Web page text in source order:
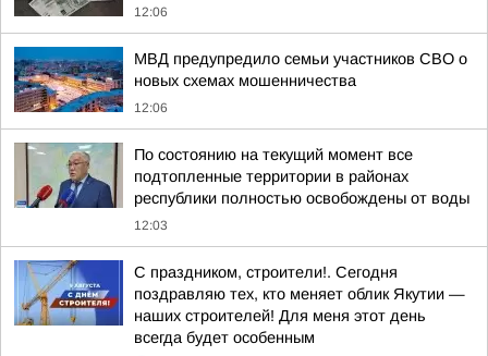
12:06
МВД предупредило семьи участников СВО о
новых схемах мошенничества
12:06
По состоянию на текущий момент все
подтопленные территории в районах
республики полностью освобождены от воды
12:03
С праздником, строители!. Сегодня
поздравляю тех, кто меняет облик Якутии —
наших строителей! Для меня этот день
всегда будет особенным